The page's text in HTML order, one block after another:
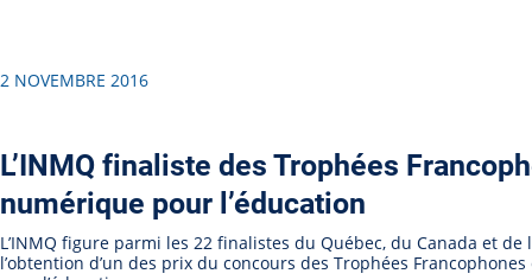
2 NOVEMBRE 2016
L’INMQ finaliste des Trophées
numérique pour l’éducation
L’INMQ figure parmi les 22 finalistes du Québec, du Canada et de
l’obtention d’un des prix du concours des Trophées